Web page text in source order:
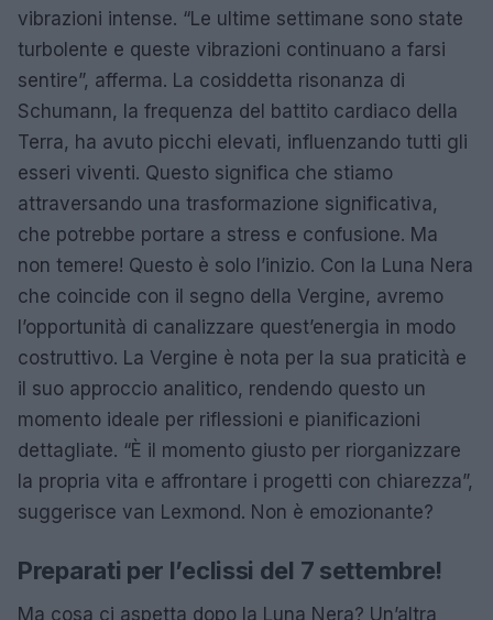
vibrazioni intense. “Le ultime settimane sono state
turbolente e queste vibrazioni continuano a farsi
sentire”, afferma. La cosiddetta risonanza di
Schumann, la frequenza del battito cardiaco della
Terra, ha avuto picchi elevati, influenzando tutti gli
esseri viventi. Questo significa che stiamo
attraversando una trasformazione significativa,
che potrebbe portare a stress e confusione. Ma
non temere! Questo è solo l’inizio. Con la Luna Nera
che coincide con il segno della Vergine, avremo
l’opportunità di canalizzare quest’energia in modo
costruttivo. La Vergine è nota per la sua praticità e
il suo approccio analitico, rendendo questo un
momento ideale per riflessioni e pianificazioni
dettagliate. “È il momento giusto per riorganizzare
la propria vita e affrontare i progetti con chiarezza”,
suggerisce van Lexmond. Non è emozionante?
Preparati per l’eclissi del 7 settembre!
Ma cosa ci aspetta dopo la Luna Nera? Un’altra